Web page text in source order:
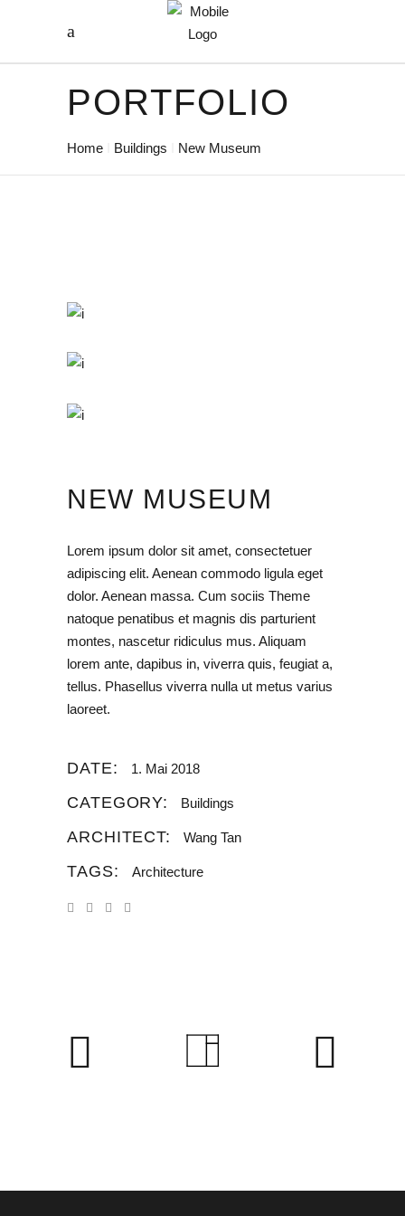
PORTFOLIO
Home Buildings New Museum
NEW MUSEUM
Lorem ipsum dolor sit amet, consectetuer
adipiscing elit. Aenean commodo ligula eget
dolor. Aenean massa. Cum sociis Theme
natoque penatibus et magnis dis parturient
montes, nascetur ridiculus mus. Aliquam
lorem ante, dapibus in, viverra quis, feugiat a,
tellus. Phasellus viverra nulla ut metus varius
laoreet.
DATE: 1. Mai 2018
CATEGORY: Buildings
ARCHITECT: Wang Tan
TAGS: Architecture